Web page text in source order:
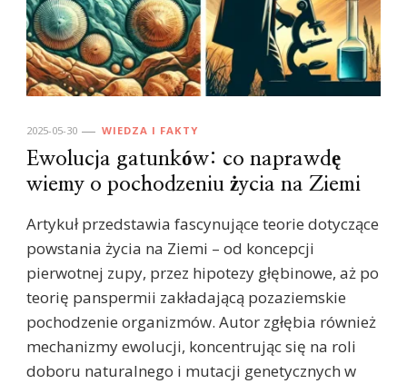
2025-05-30 WIEDZA I FAKTY
Ewolucja gatunków: co naprawdę
wiemy o pochodzeniu życia na Ziemi
Artykuł przedstawia fascynujące teorie dotyczące
powstania życia na Ziemi – od koncepcji
pierwotnej zupy, przez hipotezy głębinowe, aż po
teorię panspermii zakładającą pozaziemskie
pochodzenie organizmów. Autor zgłębia również
mechanizmy ewolucji, koncentrując się na roli
doboru naturalnego i mutacji genetycznych w